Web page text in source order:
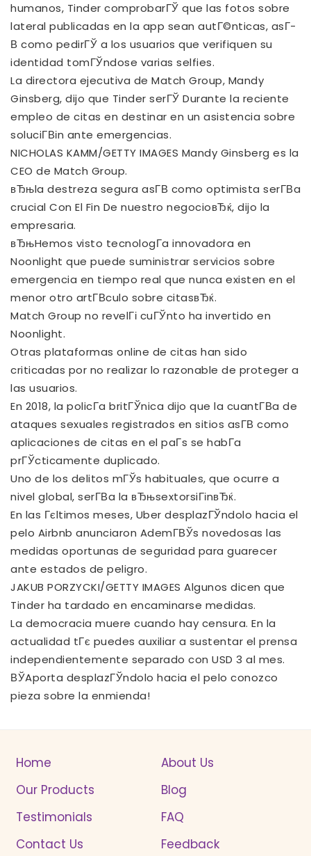
humanos, Tinder comprobarГЎ que las fotos sobre
lateral publicadas en la app sean autГ©nticas, asГ­
В­ como pedirГЎ a los usuarios que verifiquen su
identidad tomГЎndose varias selfies.
La directora ejecutiva de Match Group, Mandy
Ginsberg, dijo que Tinder serГЎ Durante la reciente
empleo de citas en destinar en un asistencia sobre
soluciГ­Віn ante emergencias.
NICHOLAS KAMM/GETTY IMAGES Mandy Ginsberg es la
CEO de Match Group.
вЂњla destreza segura asГ­В­ como optimista serГ­В­a
crucial Con El Fin De nuestro negocioвЂќ, dijo la
empresaria.
вЂњHemos visto tecnologГ­a innovadora en
Noonlight que puede suministrar servicios sobre
emergencia en tiempo real que nunca existen en el
menor otro artГ­В­culo sobre citasвЂќ.
Match Group no revelГі cuГЎnto ha invertido en
Noonlight.
Otras plataformas online de citas han sido
criticadas por no realizar lo razonable de proteger a
las usuarios.
En 2018, la policГ­a britГЎnica dijo que la cuantГ­В­a de
ataques sexuales registrados en sitios asГ­В­ como
aplicaciones de citas en el paГ­s se habГ­a
prГЎcticamente duplicado.
Uno de los delitos mГЎs habituales, que ocurre a
nivel global, serГ­В­a la вЂњsextorsiГіnвЂќ.
En las Гєltimos meses, Uber desplazГЎndolo hacia el
pelo Airbnb anunciaron AdemГ­ВЎs novedosas las
medidas oportunas de seguridad para guarecer
ante estados de peligro.
JAKUB PORZYCKI/GETTY IMAGES Algunos dicen que
Tinder ha tardado en encaminarse medidas.
La democracia muere cuando hay censura. En la
actualidad tГє puedes auxiliar a sustentar el prensa
independientemente separado con USD 3 al mes.
ВЎAporta desplazГЎndolo hacia el pelo conozco
pieza sobre la enmienda!
Home
About Us
Our Products
Blog
Testimonials
FAQ
Contact Us
Feedback